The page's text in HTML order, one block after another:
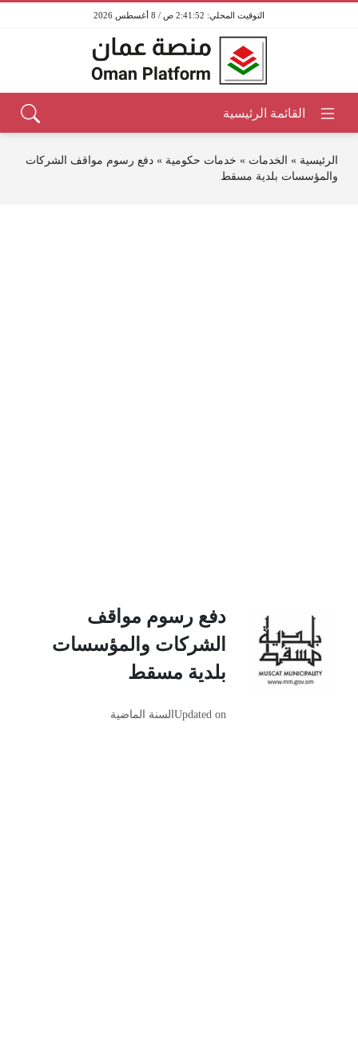
2:41:53 ص / 8 أغسطس 2026
الرئيسية » الخدمات » خدمات حكومية » دفع رسوم مواقف الشركات
والمؤسسات بلدية مسقط
دفع رسوم مواقف
الشركات والمؤسسات
بلدية مسقط
Updated on السنة الماضية